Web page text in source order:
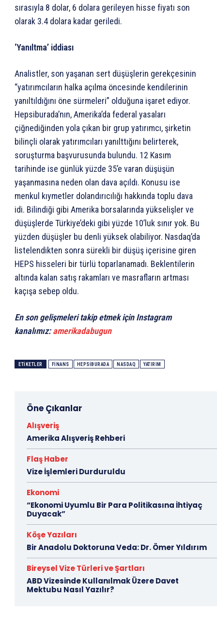
sırasıyla 8 dolar, 6 dolara gerileyen hisse fiyatı son
olarak 3.4 dolara kadar geriledi.
‘Yanıltma’ iddiası
Analistler, son yaşanan sert düşüşlerin gerekçesinin
“yatırımcıların halka açılma öncesinde kendilerinin
yanıltıldığını öne sürmeleri” olduğuna işaret ediyor.
Hepsiburada’nın, Amerika’da federal yasaları
çiğnediğinden yola çıkan bir grup yatırımcı, şirketin
bilinçli olarak yatırımcıları yanılttığını belirterek,
soruşturma başvurusunda bulundu. 12 Kasım
tarihinde ise günlük yüzde 35’e varan düşüşün
yaşanmasına neden olan dava açıldı. Konusu ise
menkul kıymetler dolandırıcılığı hakkında toplu dava
idi. Bilindiği gibi Amerika borsalarında yükselişler ve
düşüşlerde Türkiye’deki gibi yüzde 10’luk sınır yok. Bu
yüzden düşüşler bu denli yüksek olabiliyor. Nasdaq’da
listelendikten sonra sürekli bir düşüş içerisine giren
HEPS hisseleri bir türlü toparlanamadı. Beklentilerin
altında kalan satış rakamları ve masrafların artması
kaçışa sebep oldu.
En son gelişmeleri takip etmek için Instagram
kanalımız:amerikadabugun
ETIKETLER FINANS HEPSIBURADA NASDAQ YATIRIM
Öne Çıkanlar
Alışveriş
Amerika Alışveriş Rehberi
Flaş Haber
Vize İşlemleri Durduruldu
Ekonomi
“Ekonomi Uyumlu Bir Para Politikasına İhtiyaç
Duyacak”
Köşe Yazıları
Bir Anadolu Doktoruna Veda: Dr. Ömer Yıldırım
Bireysel Vize Türleri ve Şartları
ABD Vizesinde Kullanılmak Üzere Davet
Mektubu Nasıl Yazılır?